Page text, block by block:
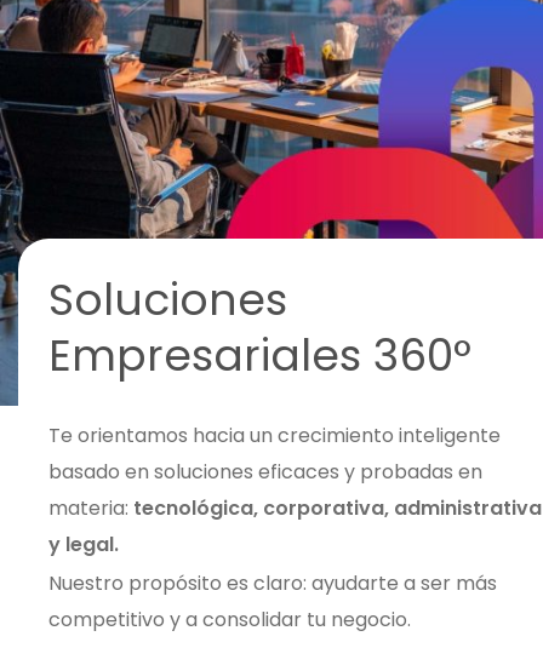
Soluciones
Empresariales 360°
Te orientamos hacia un crecimiento inteligente
basado en soluciones eficaces y probadas en
materia: tecnológica, corporativa, administrativa
y legal.
Nuestro propósito es claro: ayudarte a ser más
competitivo y a consolidar tu negocio.